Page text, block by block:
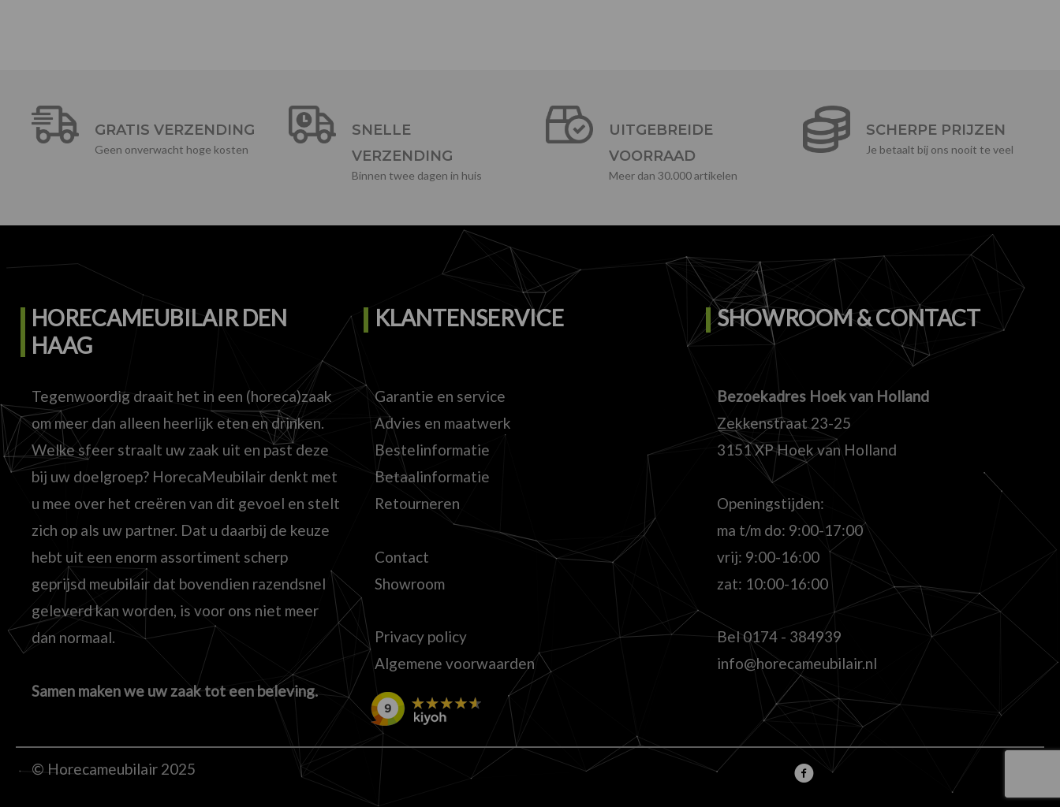
GRATIS VERZENDING
Geen onverwacht hoge kosten
SNELLE
VERZENDING
Binnen twee dagen in huis
UITGEBREIDE
VOORRAAD
Meer dan 30.000 artikelen
SCHERPE PRIJZEN
Je betaalt bij ons nooit te veel
HORECAMEUBILAIR DEN
HAAG
Tegenwoordig draait het in een (horeca)zaak
om meer dan alleen heerlijk eten en drinken.
Welke sfeer straalt uw zaak uit en past deze
bij uw doelgroep? HorecaMeubilair denkt met
u mee over het creëren van dit gevoel en stelt
zich op als uw partner. Dat u daarbij de keuze
hebt uit een enorm assortiment scherp
geprijsd meubilair dat bovendien razendsnel
geleverd kan worden, is voor ons niet meer
dan normaal.
Samen maken we uw zaak tot een beleving.
KLANTENSERVICE
Garantie en service
Advies en maatwerk
Bestelinformatie
Betaalinformatie
Retourneren
Contact
Showroom
Privacy policy
Algemene voorwaarden
SHOWROOM & CONTACT
Bezoekadres Hoek van Holland
Zekkenstraat 23-25
3151 XP Hoek van Holland
Openingstijden:
ma t/m do: 9:00-17:00
vrij: 9:00-16:00
zat: 10:00-16:00
Bel0174 - 384939
info@horecameubilair.nl
© Horecameubilair 2025